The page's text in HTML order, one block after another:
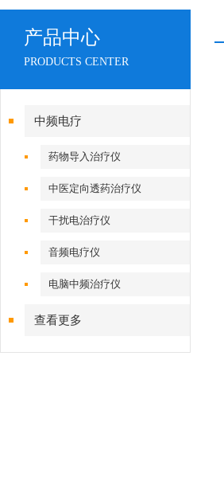
产品中心
PRODUCTS CENTER
中频电疗
药物导入治疗仪
中医定向透药治疗仪
干扰电治疗仪
音频电疗仪
电脑中频治疗仪
查看更多